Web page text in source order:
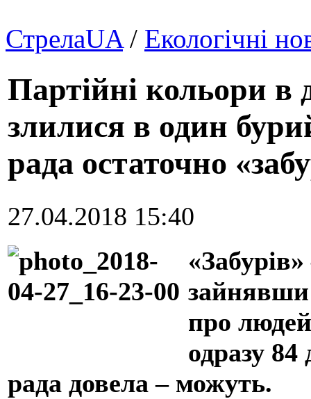
СтрелаUA/ Екологічні
Партійні кольори
злилися в один
рада остаточно
27.04.2018 15:40
зайнявши
про
одразу 84
рада довела – можуть.